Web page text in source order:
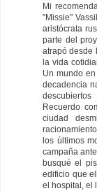
Mi
"Missie"
aristócrata
parte del
atrapó desde
la vida
Un mundo
decadencia
Recuerdo
ciudad
los últimos
campaña
busqué el
edificio que
el hospital, el